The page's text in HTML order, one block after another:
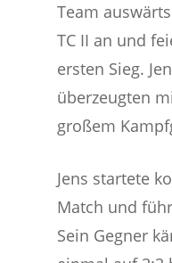
Team
TC II an und
ersten Sieg.
überzeugten
großem
Jens startete
Match und
Sein Gegner